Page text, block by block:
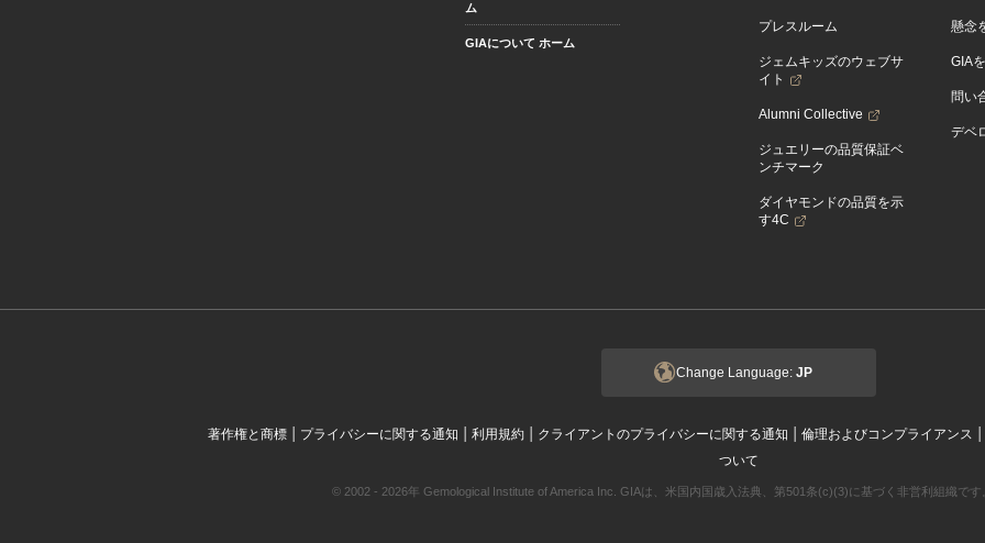
ム
GIAについて ホーム
プレスルーム
ジェムキッズのウェブサ
イト
Alumni Collective
ジュエリーの品質保証ベ
ンチマーク
ダイヤモンドの品質を示
す4C
懸念
GIA
問い
デベ
Change Language: JP
著作権と商標 | プライバシーに関する通知 | 利用規約 | クライアントのプライバシーに関する通知 | 倫理およびコンプライアンス |
ついて
© 2002 - 2026年 Gemological Institute of America Inc. GIAは、米国内国歳入法典、第501条(c)(3)に基づく非営利組織です